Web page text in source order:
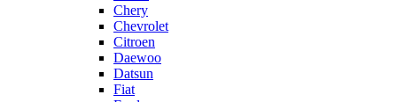
Chery
Chevrolet
Citroen
Daewoo
Datsun
Fiat